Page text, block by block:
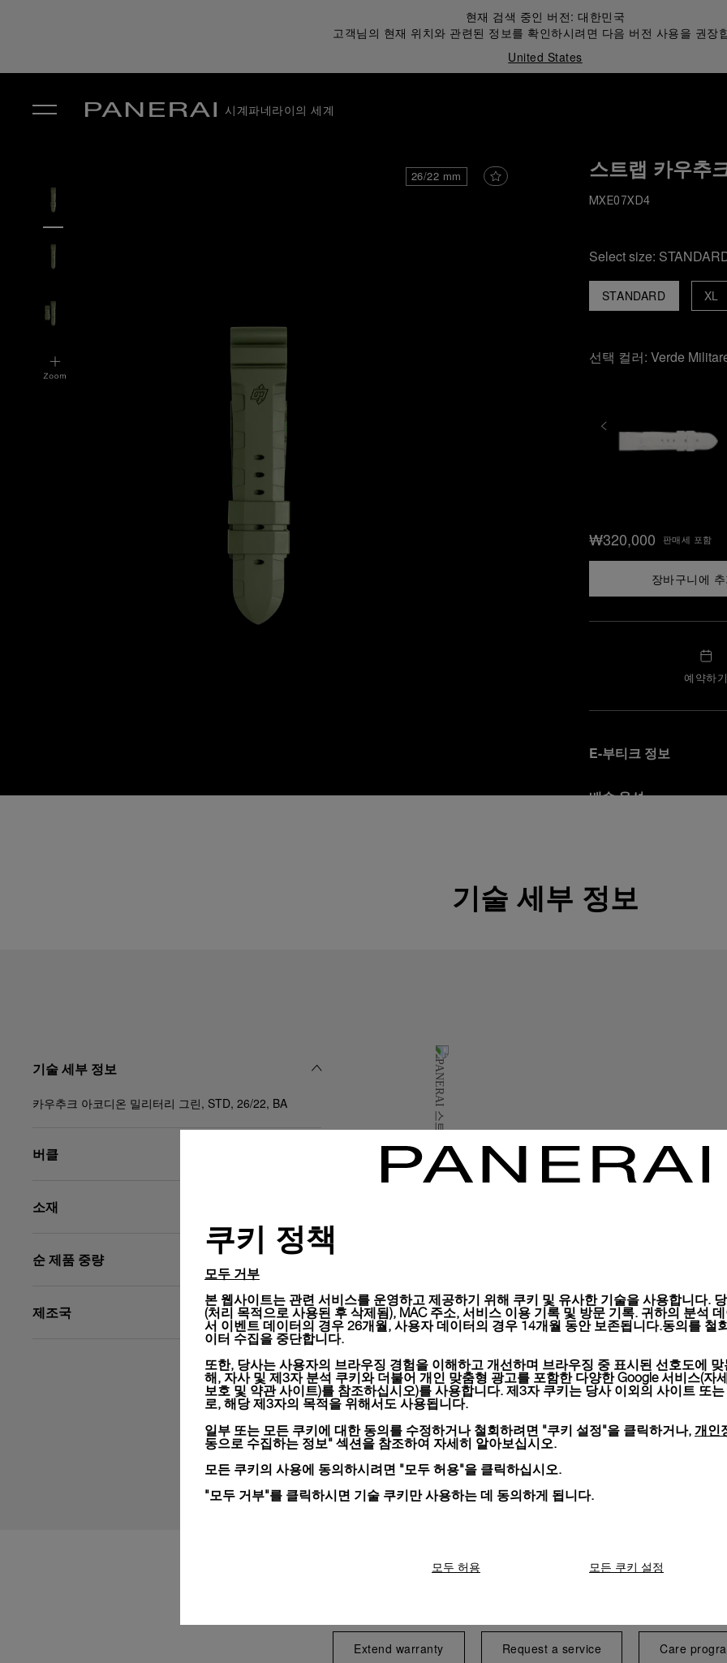
현재 검색 중인 버전:대한민국
고객님의 현재 위치와 관련된 정보를 확인하시려면 다음 버전 사용을 권장
United States
시계파네라이의 세계
26/22 mm 스트랩 카우추
MXE07XD4
Select size:
STANDARD XL
선택 컬러: Verde
₩320,000 판매세 포함
장바구니에
예약하
E-부티크 정보
배송 옵션
반품 정책
파네라이는 고객님의 만
시, 선물 메시지 포함 항
자세히 보기
기술 세부 정보
기술 세부 정보
카우추크 아코디온 밀리터리 그린, STD, 26/22, BA
버클
소재
순 제품 중량
제조국
Extend warranty Request a service Care
쿠키 정책
모두 거부
본 웹사이트는 관련 서비스를 운영하고 제공하기 위해 쿠키 및 유사한 기술을 사용합니다.
(처리 목적으로 사용된 후 삭제됨), MAC 주소, 서비스 이용 기록 및 방문 기록. 귀하의 분석
서 이벤트 데이터의 경우 26개월, 사용자 데이터의 경우 14개월 동안 보존됩니다.동의를 철
이터 수집을 중단합니다.
또한, 당사는 사용자의 브라우징 경험을 이해하고 개선하며 브라우징 중 표시된 선호도에
해, 자사 및 제3자 분석 쿠키와 더불어 개인 맞춤형 광고를 포함한 다양한 Google 서비스(자
보호 및 약관 사이트)를 참조하십시오)를 사용합니다. 제3자 쿠키는 당사 이외의 사이트 또
로, 해당 제3자의 목적을 위해서도 사용됩니다.
일부 또는 모든 쿠키에 대한 동의를 수정하거나 철회하려면 "쿠키 설정"을 클릭하거나, 개인
동으로 수집하는 정보" 섹션을 참조하여 자세히 알아보십시오.
모든 쿠키의 사용에 동의하시려면 "모두 허용"을 클릭하십시오.
"모두 거부"를 클릭하시면 기술 쿠키만 사용하는 데 동의하게 됩니다.
모두 허용 모든 쿠키 설정